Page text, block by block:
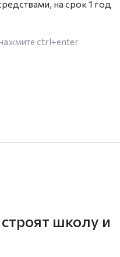
на срок 1 год
ctrl+enter
школу и